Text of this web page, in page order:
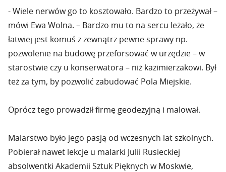
- Wiele nerwów go to kosztowało. Bardzo to przeżywał –
mówi Ewa Wolna. – Bardzo mu to na sercu leżało, że
łatwiej jest komuś z zewnątrz pewne sprawy np.
pozwolenie na budowę przeforsować w urzędzie – w
starostwie czy u konserwatora – niż kazimierzakowi. Był
też za tym, by pozwolić zabudować Pola Miejskie.
Oprócz tego prowadził firmę geodezyjną i malował.
Malarstwo było jego pasją od wczesnych lat szkolnych.
Pobierał nawet lekcje u malarki Julii Rusieckiej
absolwentki Akademii Sztuk Pięknych w Moskwie,